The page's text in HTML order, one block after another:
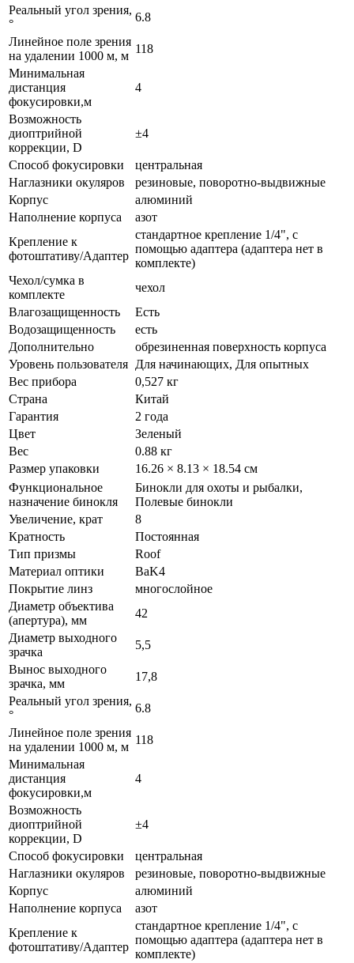
Реальный угол зрения,
°
6.8
Линейное поле зрения
на удалении 1000 м, м
118
Минимальная
дистанция
фокусировки,м
4
Возможность
диоптрийной
коррекции, D
±4
Способ фокусировки
центральная
Наглазники окуляров
резиновые, поворотно-выдвижные
Корпус
алюминий
Наполнение корпуса
азот
Крепление к
фотоштативу/Адаптер
стандартное крепление 1/4", с
помощью адаптера (адаптера нет в
комплекте)
Чехол/сумка в
комплекте
чехол
Влагозащищенность
Есть
Водозащищенность
есть
Дополнительно
обрезиненная поверхность корпуса
Уровень пользователя Для начинающих, Для опытных
Вес прибора
0,527 кг
Страна
Китай
Гарантия
2 года
Цвет
Зеленый
Вес
0.88 кг
Размер упаковки
16.26 × 8.13 × 18.54 см
Функциональное
назначение бинокля
Бинокли для охоты и рыбалки,
Полевые бинокли
Увеличение, крат
8
Кратность
Постоянная
Тип призмы
Roof
Материал оптики
BaK4
Покрытие линз
многослойное
Диаметр объектива
(апертура), мм
42
Диаметр выходного
зрачка
5,5
Вынос выходного
зрачка, мм
17,8
Реальный угол зрения,
°
6.8
Линейное поле зрения
на удалении 1000 м, м
118
Минимальная
дистанция
фокусировки,м
4
Возможность
диоптрийной
коррекции, D
±4
Способ фокусировки
центральная
Наглазники окуляров
резиновые, поворотно-выдвижные
Корпус
алюминий
Наполнение корпуса
азот
Крепление к
фотоштативу/Адаптер
стандартное крепление 1/4", с
помощью адаптера (адаптера нет в
комплекте)